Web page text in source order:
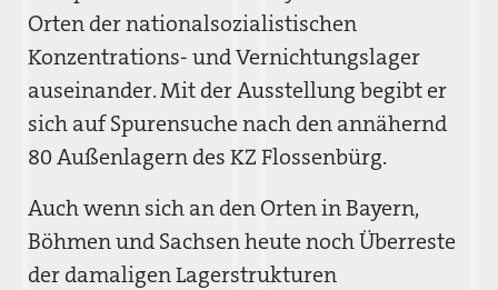
Orten der nationalsozialistischen
Konzentrations- und Vernichtungslager
auseinander. Mit der Ausstellung begibt er
sich auf Spurensuche nach den annähernd
80 Außenlagern des KZ Flossenbürg.
Auch wenn sich an den Orten in Bayern,
Böhmen und Sachsen heute noch Überreste
der damaligen Lagerstrukturen